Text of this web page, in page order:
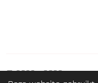
© 2022 - 2026 vs-